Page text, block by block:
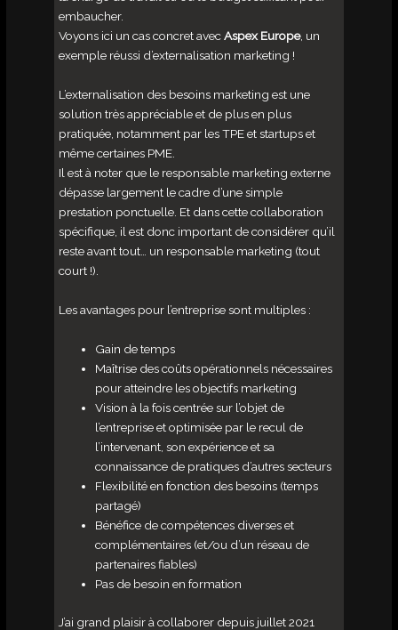
embaucher.
Voyons ici un cas concret avecAspex Europe, un
exemple réussi d’externalisation marketing !
L’externalisation des besoins marketing est une
solution très appréciable et de plus en plus
pratiquée, notamment par les TPE et startups et
même certaines PME.
Il est à noter que le responsable marketing externe
dépasse largement le cadre d’une simple
prestation ponctuelle. Et dans cette collaboration
spécifique, il est donc important de considérer qu’il
reste avant tout… un responsable marketing (tout
court !).
Les avantages pour l’entreprise sont multiples :
Gain de temps
Maîtrise des coûts opérationnels nécessaires
pour atteindre les objectifs marketing
Vision à la fois centrée sur l’objet de
l’entreprise et optimisée par le recul de
l’intervenant, son expérience et sa
connaissance de pratiques d’autres secteurs
Flexibilité en fonction des besoins (temps
partagé)
Bénéfice de compétences diverses et
complémentaires (et/ou d’un réseau de
partenaires fiables)
Pas de besoin en formation
J’ai grand plaisir à collaborer depuis juillet 2021